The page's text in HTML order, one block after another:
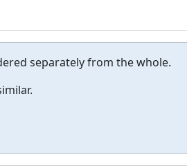
separately from the whole.